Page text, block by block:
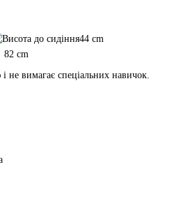
44 cm
82 cm
не вимагає спеціальних навичок.